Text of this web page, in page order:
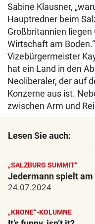
Sabine Klausner,
Hauptredner beim
Großbritannien
Wirtschaft am
Vizebürgermeister
hat ein Land in den
Neoliberaler, der auf
Konzerne aus ist.
zwischen Arm und
Lesen Sie auch:
„SALZBURG SUMMIT“
Jedermann spielt
24.07.2024
„KRONE“-KOLUMNE